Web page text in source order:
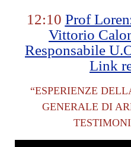
12:10 Prof
Vittorio
Responsabile
Link
“ESPERIENZE
GENERALE DI